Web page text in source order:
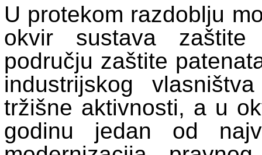
U protekom razdoblju
okvir sustava zaštite
području zaštite
industrijskog
tržišne aktivnosti, a u
godinu jedan od